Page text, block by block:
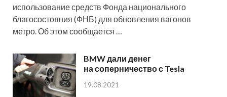
использование средств Фонда национального
благосостояния (ФНБ) для обновления вагонов
метро. Об этом сообщается …
BMW дали денег
на соперничество с Tesla
19.08.2021